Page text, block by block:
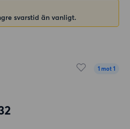
svarstid än vanligt.
1 mot 1